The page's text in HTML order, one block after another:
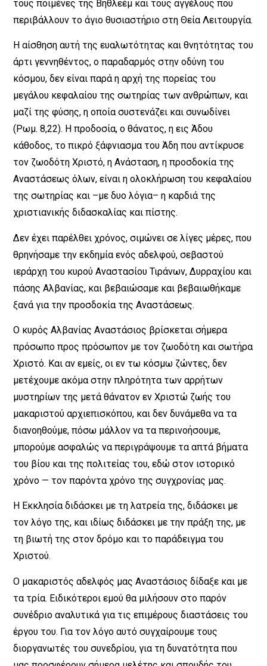
τους ποιμένες της Βηθλεέμ και τους αγγέλους που
περιβάλλουν το άγιο θυσιαστήριο στη Θεία Λειτουργία.
Η αίσθηση αυτή της ευαλωτότητας και θνητότητας του
άρτι γεννηθέντος, ο παραδαρμός στην οδύνη του
κόσμου, δεν είναι παρά η αρχή της πορείας του
μεγάλου κεφαλαίου της σωτηρίας των ανθρώπων, και
μαζί της φύσης, η οποία συστενάζει και συνωδίνει
(Ρωμ. 8,22). Η προδοσία, ο θάνατος, η εις Άδου
κάθοδος, το πικρό ξάφνιασμα του Άδη που αντίκρυσε
τον ζωοδότη Χριστό, η Ανάσταση, η προσδοκία της
Αναστάσεως όλων, είναι η ολοκλήρωση του κεφαλαίου
της σωτηρίας και –με δυο λόγια– η καρδιά της
χριστιανικής διδασκαλίας και πίστης.
Δεν έχει παρέλθει χρόνος, σιμώνει σε λίγες μέρες, που
θρηνήσαμε την εκδημία ενός αδελφού, σεβαστού
ιεράρχη του κυρού Αναστασίου Τιράνων, Δυρραχίου και
πάσης Αλβανίας, και βεβαιώσαμε και βεβαιωθήκαμε
ξανά για την προσδοκία της Αναστάσεως.
Ο κυρός Αλβανίας Αναστάσιος βρίσκεται σήμερα
πρόσωπο προς πρόσωπον με τον ζωοδότη και σωτήρα
Χριστό. Και αν εμείς, οι εν τω κόσμω ζώντες, δεν
μετέχουμε ακόμα στην πληρότητα των αρρήτων
μυστηρίων της μετά θάνατον εν Χριστώ ζωής του
μακαριστού αρχιεπισκόπου, και δεν δυνάμεθα να τα
διανοηθούμε, πόσω μάλλον να τα περινοήσουμε,
μπορούμε ασφαλώς να περιγράψουμε τα απτά βήματα
του βίου και της πολιτείας του, εδώ στον ιστορικό
χρόνο — τον παρόντα χρόνο της συγχρονίας μας.
Η Εκκλησία διδάσκει με τη λατρεία της, διδάσκει με
τον λόγο της, και ιδίως διδάσκει με την πράξη της, με
τη βιωτή της στον δρόμο και το παράδειγμα του
Χριστού.
Ο μακαριστός αδελφός μας Αναστάσιος δίδαξε και με
τα τρία. Ειδικότεροι εμού θα μιλήσουν στο παρόν
συνέδριο αναλυτικά για τις επιμέρους διαστάσεις του
έργου του. Για τον λόγο αυτό συγχαίρουμε τους
διοργανωτές του συνεδρίου, για τη δυνατότητα που